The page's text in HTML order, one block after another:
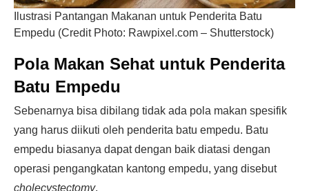
Ilustrasi Pantangan Makanan untuk Penderita Batu
Empedu (Credit Photo: Rawpixel.com – Shutterstock)
Pola Makan Sehat untuk Penderita
Batu Empedu
Sebenarnya bisa dibilang tidak ada pola makan spesifik
yang harus diikuti oleh penderita batu empedu. Batu
empedu biasanya dapat dengan baik diatasi dengan
operasi pengangkatan kantong empedu, yang disebut
cholecystectomy.